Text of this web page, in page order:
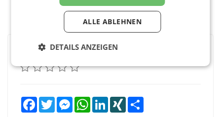
BEWERTEN SIE DIESEN ARTIKEL
FacebookTwitter MessengerWhatsAppLinkedInXING
ALLE ABLEHNEN
DETAILS ANZEIGEN